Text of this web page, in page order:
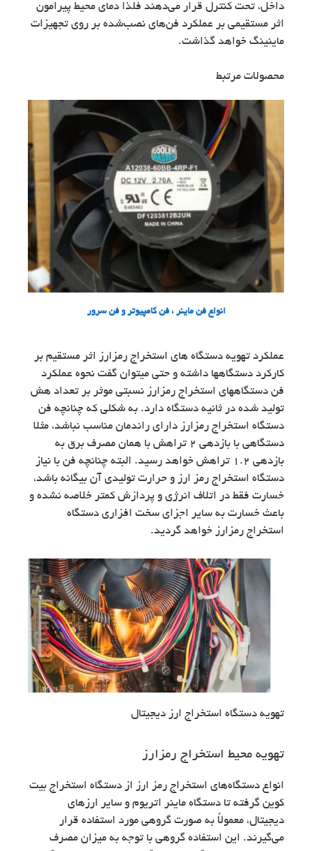
داخل، تحت کنترل قرار می‌دهند فلذا دمای محیط پیرامون
اثر مستقیمی بر عملکرد فن‌های نصب‌شده بر روی تجهیزات
ماینینگ خواهد گذاشت.
محصولات مرتبط
انواع فن ماینر ، فن کامپیوتر و فن سرور
عملکرد تهویه دستگاه های استخراج رمزارز اثر مستقیم بر
کارکرد دستگاهها داشته و حتی میتوان گفت نحوه عملکرد
فن دستگاههای استخراج رمزارز نسبتی موثر بر تعداد هش
تولید شده در ثانیه دستگاه دارد. به شکلی که چنانچه فن
دستگاه استخراج رمزارز دارای راندمان مناسب نباشد، مثلا
دستگاهی با بازدهی 2 تراهش با همان مصرف برق به
بازدهی 1.2 تراهش خواهد رسید. البته چنانچه فن با نیاز
دستگاه استخراج رمز ارز و حرارت تولیدی آن بیگانه باشد،
خسارت فقط در اتلاف انرژی و پردازش کمتر خلاصه نشده و
باعث خسارت به سایر اجزای سخت افزاری دستگاه
استخراج رمزارز خواهد گردید.
تهویه دستگاه استخراج ارز دیجیتال
تهویه محیط استخراج رمزارز
انواع دستگاه‌های استخراج رمز ارز از دستگاه استخراج بیت
کوین گرفته تا دستگاه ماینر اتریوم و سایر ارزهای
دیجیتال، معمولاً به صورت گروهی مورد استفاده قرار
می‌گیرند. این استفاده گروهی با توجه به میزان مصرف